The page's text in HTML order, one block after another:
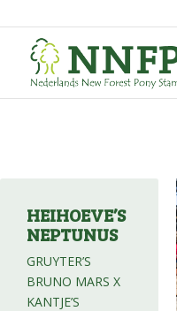
HEIHOEVE’S
NEPTUNUS
GRUYTER’S
BRUNO MARS X
KANTJE’S